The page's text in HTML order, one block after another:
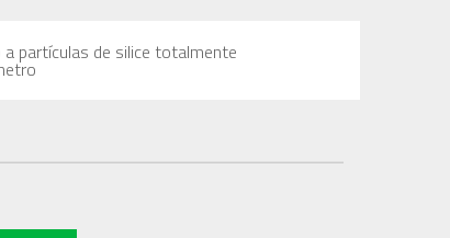
partículas de silice totalmente